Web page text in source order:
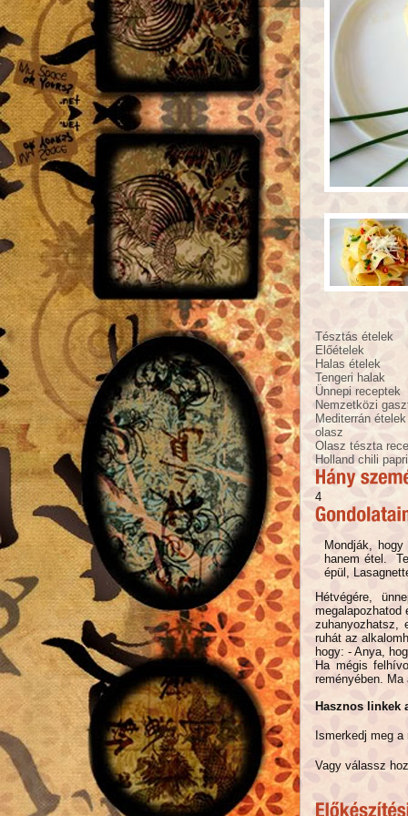
Tésztás ételek
Előételek
Halas ételek
Tengeri halak
Ünnepi receptek
Nemzetközi
Mediterrán ételek
olasz
Olasz tészta
Holland chili
4
Mondják,
hanem étel.
épül,
Hétvégére,
zuhanyozhatsz,
ruhát az
hogy: - Anya,
Ha mégis
reményében. Ma
Hasznos linkek
Ismerkedj meg
Vagy válassz